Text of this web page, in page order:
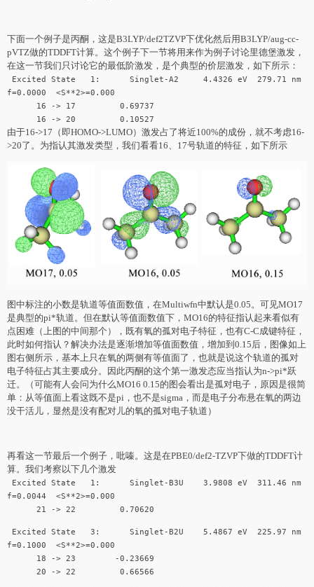
下面一个例子是丙酮，这是B3LYP/def2TZVP下优化然后用B3LYP/aug-cc-
pVTZ做的TDDFT计算。这个例子下一节将用来作为例子讨论里德堡激发，
在这一节我们只讨论它的最低阶激发，是个典型的价层激发，如下所示：
Excited State 1: Singlet-A2 4.4326 eV 279.71 nm
f=0.0000 <S**2>=0.000
16 -> 17 0.69737
16 -> 20 0.10527
由于16->17（即HOMO->LUMO）激发占了将近100%的成份，就不考虑16-
>20了。为指认其激发类型，我们看看16、17号轨道的特征，如下所示
图中标注的小数是轨道等值面数值，在Multiwfn中默认是0.05。可见MO17
是典型的pi*轨道。但在默认等值面数值下，MO16的特征指认起来看似有
点困难（上图的中间那个），既有氧的孤对电子特征，也有C-C成键特征，
此时如何指认？解决办法是逐渐增加等值面数值，增加到0.15后，图像如上
图右侧所示，基本上只在氧的两侧有等值面了，也就是说这个轨道的孤对
电子特征占其主要成分。因此丙酮的这个第一激发态应当指认为n->pi*跃
迁。（可能有人会问为什么MO16 0.15的图会看出是孤对电子，原因是很简
单：从等值面上看这既不是pi，也不是sigma，而是电子分布悬在氧的两边
没干活儿，显然是没有配对儿的氧的孤对电子轨道）
再看这一节最后一个例子，吡嗪。这是在PBE0/def2-TZVP下做的TDDFT计
算。我们考察以下几个激发
Excited State 1: Singlet-B3U 3.9808 eV 311.46 nm
f=0.0044 <S**2>=0.000
21 -> 22 0.70620
Excited State 3: Singlet-B2U 5.4867 eV 225.97 nm
f=0.1000 <S**2>=0.000
18 -> 23 -0.23669
20 -> 22 0.66566